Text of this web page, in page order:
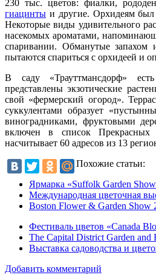
230 тыс. цветов: фиалки,
гиацинты и другие. Орхидеям
Некоторые виды удивительного
насекомых ароматами,
спаривании. Обманутые
пытаются спариться с орхидеей и
В саду «Трауттмансдорф»
представлены экзотические
свой «фермерский огород».
суккулентами образует
виноградниками, фруктовыми
включен в список Прекрасных
насчитывает 60 адресов из 13
Похожие статьи:
Ярмарка «Suffolk Garden
Международная цветочная
Boston Flower & Garden Show
Фестиваль цветов «Canada
The Capital District Garden and
Выставка садоводства и
Добавить комментарий